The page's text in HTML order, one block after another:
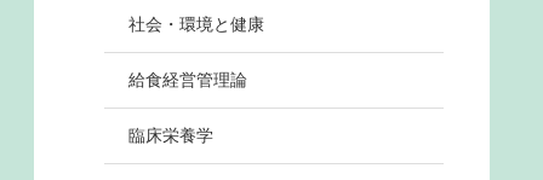
社会・環境と健康
給食経営管理論
臨床栄養学